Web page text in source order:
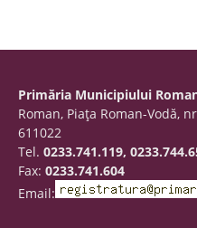
Primăria Municipiului
Roman, Piaţa Roman-Vodă,
611022
Tel. 0233.741.119,
Fax: 0233.741.604
Email: